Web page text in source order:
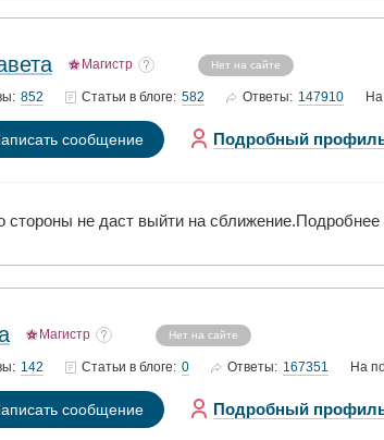
Магистр Нет на сайте
852 Статьи в блоге: 582 Ответы: 147910
сообщение Подробный
стороны не даст выйти на
Магистр Нет на сайте
142 Статьи в блоге: 0 Ответы: 167351 На
сообщение Подробный